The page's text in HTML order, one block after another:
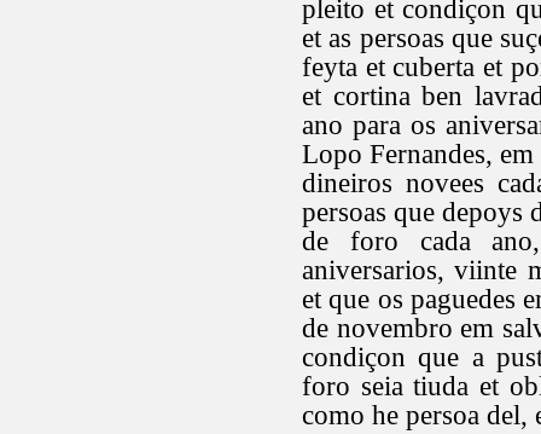
pleito et condiçon
et as persoas que
feyta et cuberta et
et cortina ben
ano para os
Lopo Fernandes,
dineiros novees
persoas que depoys
de foro cada
aniversarios, viinte
et que os paguedes
de novembro em
condiçon que a
foro seia tiuda et
como he persoa